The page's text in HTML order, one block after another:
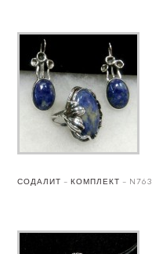
СОДАЛИТ – КОМПЛЕКТ – N763